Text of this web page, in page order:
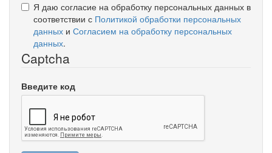
Я даю согласие на обработку персональных данных в
соответствии с Политикой обработки персональных
данных и Согласием на обработку персональных
данных.
Captcha
Введите код